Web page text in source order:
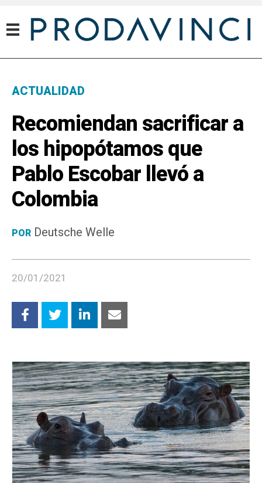
ACTUALIDAD
Recomiendan sacrificar a
los hipopótamos que
Pablo Escobar llevó a
Colombia
POR Deutsche Welle
20/01/2021